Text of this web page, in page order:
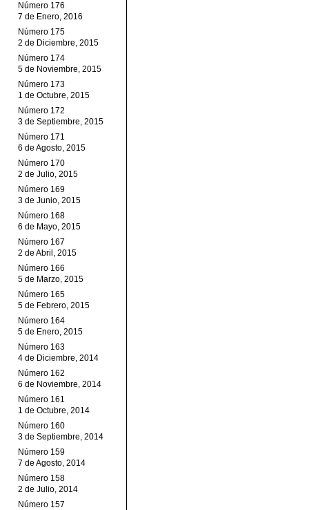
Número 176
7 de Enero, 2016
Número 175
2 de Diciembre, 2015
Número 174
5 de Noviembre, 2015
Número 173
1 de Octubre, 2015
Número 172
3 de Septiembre, 2015
Número 171
6 de Agosto, 2015
Número 170
2 de Julio, 2015
Número 169
3 de Junio, 2015
Número 168
6 de Mayo, 2015
Número 167
2 de Abril, 2015
Número 166
5 de Marzo, 2015
Número 165
5 de Febrero, 2015
Número 164
5 de Enero, 2015
Número 163
4 de Diciembre, 2014
Número 162
6 de Noviembre, 2014
Número 161
1 de Octubre, 2014
Número 160
3 de Septiembre, 2014
Número 159
7 de Agosto, 2014
Número 158
2 de Julio, 2014
Número 157